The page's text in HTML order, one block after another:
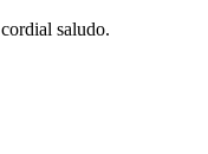
saludo.